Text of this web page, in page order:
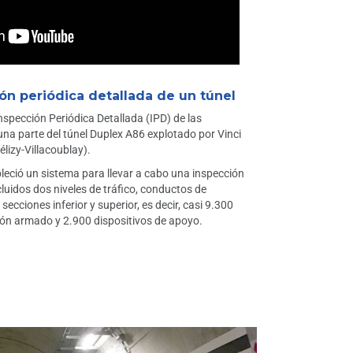
periódica detallada de un túnel
Periódica Detallada (IPD) de las
parte del túnel Duplex A86 explotado por Vinci
Villacoublay).
un sistema para llevar a cabo una inspección
dos niveles de tráfico, conductos de
inferior y superior, es decir, casi 9.300
armado y 2.900 dispositivos de apoyo.